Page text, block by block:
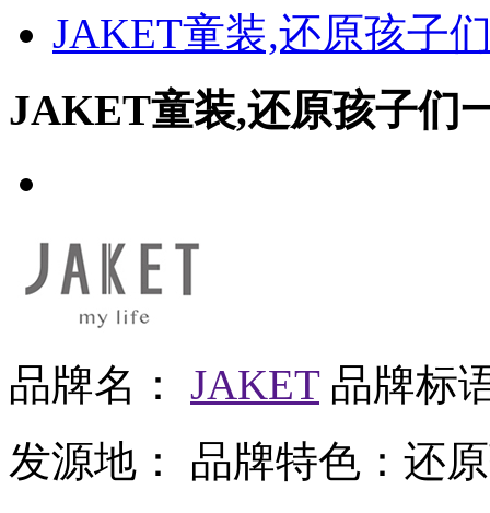
JAKET童装,还原孩子
JAKET童装,还原孩子们
品牌名： JAKET 品牌标
发源地：
品牌特色： 还